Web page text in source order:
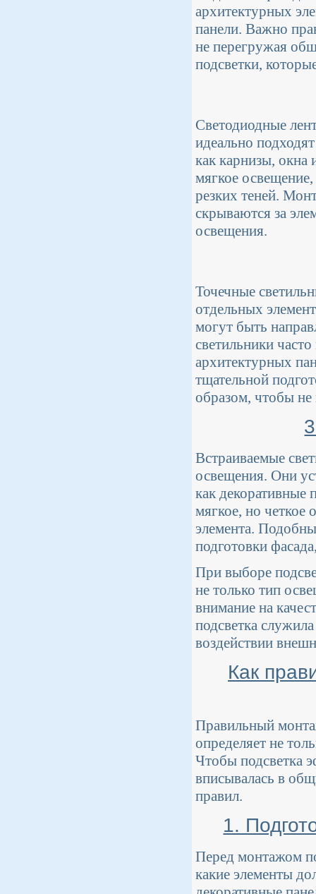
архитектурных
панели. Важно
не перегружая
подсветки,
Светодиодные
идеально
как карнизы, окна
мягкое
резких теней.
скрываются за
освещения.
Точечные
отдельных
могут быть
светильники
архитектурных
тщательной
образом, чтобы
Встраиваемые
освещения. Они
как декоративные
мягкое, но четкое
элемента.
подготовки
При выборе
не только тип
внимание на
подсветка
воздействии
Как
Правильный
определяет не
Чтобы подсветка
вписывалась в
правил.
1.
Перед монтажом
какие элементы